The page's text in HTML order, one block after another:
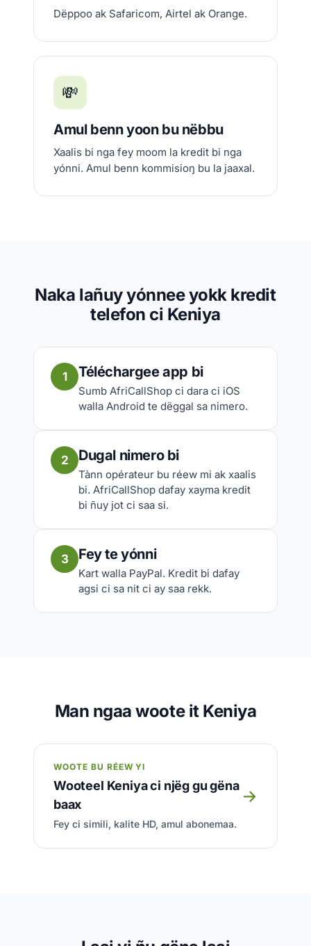
Dëppoo ak Safaricom, Airtel ak Orange.
💸
Amul benn yoon bu nëbbu
Xaalis bi nga fey moom la kredit bi nga
yónni. Amul benn kommisioŋ bu la jaaxal.
Naka lañuy yónnee yokk kredit
telefon ci Keniya
1 Téléchargee app bi
Sumb AfriCallShop ci dara ci iOS
walla Android te dëggal sa nimero.
2 Dugal nimero bi
Tànn opérateur bu réew mi ak xaalis
bi. AfriCallShop dafay xayma kredit
bi ñuy jot ci saa si.
3 Fey te yónni
Kart walla PayPal. Kredit bi dafay
agsi ci sa nit ci ay saa rekk.
Man ngaa woote it Keniya
WOOTE BU RÉEW YI
Wooteel Keniya ci njëg gu gëna
baax
Fey ci simili, kalite HD, amul abonemaa.
→